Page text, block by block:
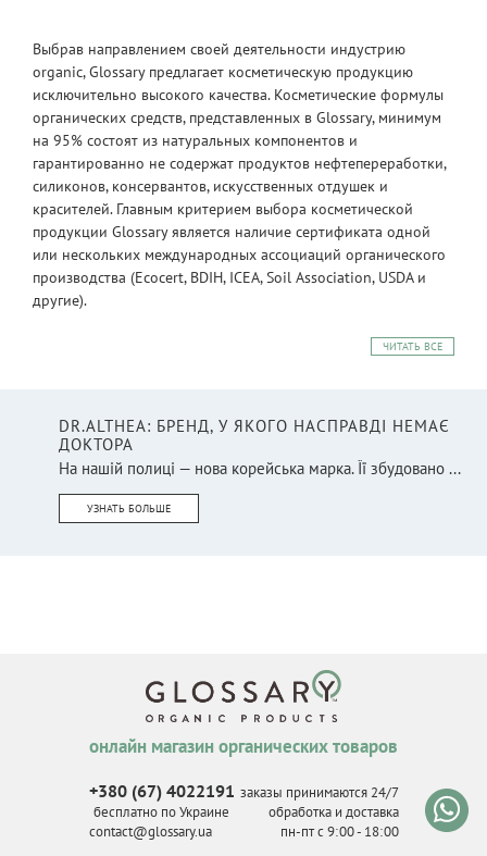
Выбрав направлением своей деятельности индустрию
organic, Glossary предлагает косметическую продукцию
исключительно высокого качества. Косметические формулы
органических средств, представленных в Glossary, минимум
на 95% состоят из натуральных компонентов и
гарантированно не содержат продуктов нефтепереработки,
силиконов, консервантов, искусственных отдушек и
красителей. Главным критерием выбора косметической
продукции Glossary является наличие сертификата одной
или нескольких международных ассоциаций органического
производства (Ecocert, BDIH, ICEA, Soil Association, USDA и
другие).
ЧИТАТЬ ВСЕ
DR.ALTHEA: БРЕНД, У ЯКОГО НАСПРАВДІ НЕМАЄ
ДОКТОРА
На нашій полиці — нова корейська марка. Її збудовано ...
УЗНАТЬ БОЛЬШЕ
онлайн магазин органических товаров
+380 (67) 4022191
бесплатно по Украине
contact@glossary.ua
заказы принимаются 24/7
обработка и доставка
пн-пт с 9:00 - 18:00